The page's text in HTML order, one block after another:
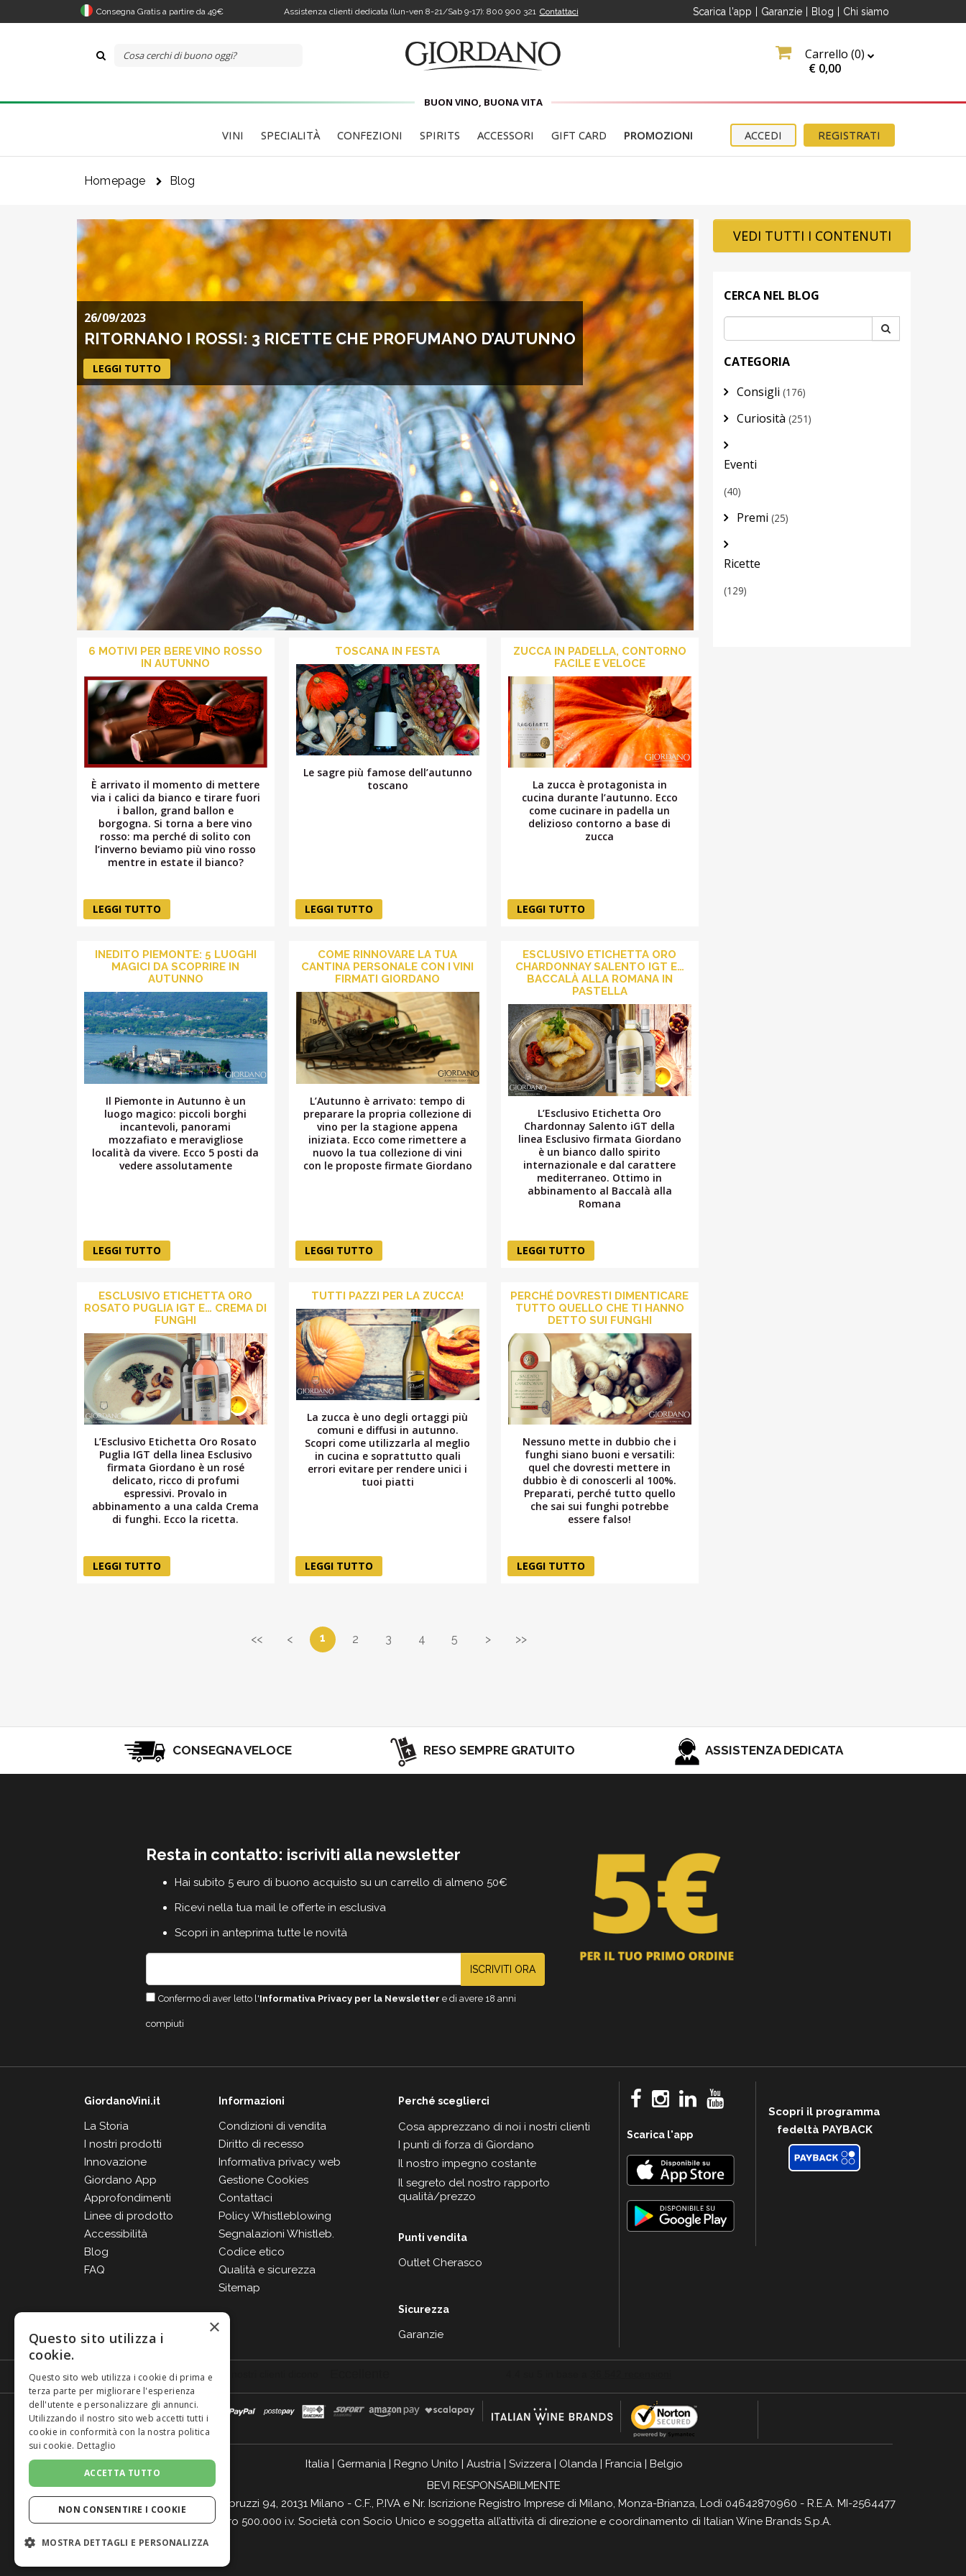
Consegna Gratis a partire da 49€ Assistenza clienti dedicata (lun-ven 8-21/Sab 9-17): 800 900 321 Contattaci Scarica l'app Garanzie Blog Chi siamo
Carrello (0)
€ 0,00
BUON VINO, BUONA VITA
VINI SPECIALITÀ CONFEZIONI SPIRITS ACCESSORI GIFT CARD PROMOZIONI REGISTRATI
ACCEDI
Homepage Blog
26/09/2023
RITORNANO I ROSSI: 3 RICETTE CHE PROFUMANO D’AUTUNNO
LEGGI TUTTO
6 MOTIVI PER BERE VINO ROSSO
IN AUTUNNO
È arrivato il momento di mettere
via i calici da bianco e tirare fuori
i ballon, grand ballon e
borgogna. Si torna a bere vino
rosso: ma perché di solito con
l’inverno beviamo più vino rosso
mentre in estate il bianco?
LEGGI TUTTO
TOSCANA IN FESTA
Le sagre più famose dell’autunno
toscano
LEGGI TUTTO
ZUCCA IN PADELLA, CONTORNO
FACILE E VELOCE
La zucca è protagonista in
cucina durante l’autunno. Ecco
come cucinare in padella un
delizioso contorno a base di
zucca
LEGGI TUTTO
INEDITO PIEMONTE: 5 LUOGHI
MAGICI DA SCOPRIRE IN
AUTUNNO
Il Piemonte in Autunno è un
luogo magico: piccoli borghi
incantevoli, panorami
mozzafiato e meravigliose
località da vivere. Ecco 5 posti da
vedere assolutamente
LEGGI TUTTO
COME RINNOVARE LA TUA
CANTINA PERSONALE CON I VINI
FIRMATI GIORDANO
L’Autunno è arrivato: tempo di
preparare la propria collezione di
vino per la stagione appena
iniziata. Ecco come rimettere a
nuovo la tua collezione di vini
con le proposte firmate Giordano
LEGGI TUTTO
ESCLUSIVO ETICHETTA ORO
CHARDONNAY SALENTO IGT E…
BACCALÀ ALLA ROMANA IN
PASTELLA
L’Esclusivo Etichetta Oro
Chardonnay Salento iGT della
linea Esclusivo firmata Giordano
è un bianco dallo spirito
internazionale e dal carattere
mediterraneo. Ottimo in
abbinamento al Baccalà alla
Romana
LEGGI TUTTO
ESCLUSIVO ETICHETTA ORO
ROSATO PUGLIA IGT E… CREMA DI
FUNGHI
L’Esclusivo Etichetta Oro Rosato
Puglia IGT della linea Esclusivo
firmata Giordano è un rosé
delicato, ricco di profumi
espressivi. Provalo in
abbinamento a una calda Crema
di funghi. Ecco la ricetta.
LEGGI TUTTO
TUTTI PAZZI PER LA ZUCCA!
La zucca è uno degli ortaggi più
comuni e diffusi in autunno.
Scopri come utilizzarla al meglio
in cucina e soprattutto quali
errori evitare per rendere unici i
tuoi piatti
LEGGI TUTTO
PERCHÉ DOVRESTI DIMENTICARE
TUTTO QUELLO CHE TI HANNO
DETTO SUI FUNGHI
Nessuno mette in dubbio che i
funghi siano buoni e versatili:
quel che dovresti mettere in
dubbio è di conoscerli al 100%.
Preparati, perché tutto quello
che sai sui funghi potrebbe
essere falso!
LEGGI TUTTO
VEDI TUTTI I CONTENUTI
CERCA NEL BLOG
CATEGORIA
Consigli (176)
Curiosità (251)
Eventi
(40)
Premi (25)
Ricette
(129)
<< < 1 2 3 4 5 > >>
CONSEGNA VELOCE RESO SEMPRE GRATUITO ASSISTENZA DEDICATA
Resta in contatto: iscriviti alla newsletter
Hai subito 5 euro di buono acquisto su un carrello di almeno 50€
Ricevi nella tua mail le offerte in esclusiva
Scopri in anteprima tutte le novità
ISCRIVITI ORA
Confermo di aver letto l'Informativa Privacy per la Newsletter e di avere 18 anni
compiuti
GiordanoVini.it
La Storia
I nostri prodotti
Innovazione
Giordano App
Approfondimenti
Linee di prodotto
Accessibilità
Blog
FAQ
Informazioni
Condizioni di vendita
Diritto di recesso
Informativa privacy web
Gestione Cookies
Contattaci
Policy Whistleblowing
Segnalazioni Whistleb.
Codice etico
Qualità e sicurezza
Sitemap
Perché sceglierci
Cosa apprezzano di noi i nostri clienti
I punti di forza di Giordano
Il nostro impegno costante
Il segreto del nostro rapporto
qualità/prezzo
Punti vendita
Outlet Cherasco
Sicurezza
Garanzie
Scarica l'app
Scopri il programma
fedeltà PAYBACK
Italia| Germania| Regno Unito | Austria| Svizzera| Olanda| Francia| Belgio
BEVI RESPONSABILMENTE
Giordano Vini S.p.A. Viale Abruzzi 94, 20131 Milano - C.F., P.IVA e Nr. Iscrizione Registro Imprese di Milano, Monza-Brianza, Lodi 04642870960 - R.E.A. MI-2564477
- Cap. Soc. Euro 500.000 i.v. Società con Socio Unico e soggetta all’attività di direzione e coordinamento di Italian Wine Brands S.p.A.
×
Questo sito utilizza i
cookie.
Questo sito web utilizza i cookie di prima e
terza parte per migliorare l'esperienza
dell'utente e personalizzare gli annunci.
Utilizzando il nostro sito web accetti tutti i
cookie in conformità con la nostra politica
sui cookie. Dettaglio
ACCETTA TUTTO
NON CONSENTIRE I COOKIE
MOSTRA DETTAGLI E PERSONALIZZA